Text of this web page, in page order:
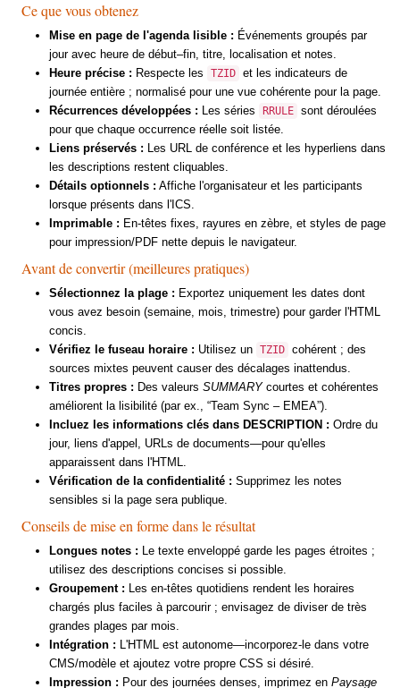
Ce que vous obtenez
Mise en page de l'agenda lisible : Événements groupés par
jour avec heure de début–fin, titre, localisation et notes.
Heure précise : Respecte les TZID et les indicateurs de
journée entière ; normalisé pour une vue cohérente pour la page.
Récurrences développées : Les séries RRULE sont déroulées
pour que chaque occurrence réelle soit listée.
Liens préservés : Les URL de conférence et les hyperliens dans
les descriptions restent cliquables.
Détails optionnels : Affiche l'organisateur et les participants
lorsque présents dans l'ICS.
Imprimable : En-têtes fixes, rayures en zèbre, et styles de page
pour impression/PDF nette depuis le navigateur.
Avant de convertir (meilleures pratiques)
Sélectionnez la plage : Exportez uniquement les dates dont
vous avez besoin (semaine, mois, trimestre) pour garder l'HTML
concis.
Vérifiez le fuseau horaire : Utilisez un TZID cohérent ; des
sources mixtes peuvent causer des décalages inattendus.
Titres propres : Des valeurs SUMMARYcourtes et cohérentes
améliorent la lisibilité (par ex., “Team Sync – EMEA”).
Incluez les informations clés dans DESCRIPTION : Ordre du
jour, liens d'appel, URLs de documents—pour qu'elles
apparaissent dans l'HTML.
Vérification de la confidentialité : Supprimez les notes
sensibles si la page sera publique.
Conseils de mise en forme dans le résultat
Longues notes : Le texte enveloppé garde les pages étroites ;
utilisez des descriptions concises si possible.
Groupement : Les en-têtes quotidiens rendent les horaires
chargés plus faciles à parcourir ; envisagez de diviser de très
grandes plages par mois.
Intégration : L'HTML est autonome—incorporez-le dans votre
CMS/modèle et ajoutez votre propre CSS si désiré.
Impression : Pour des journées denses, imprimez en Paysage